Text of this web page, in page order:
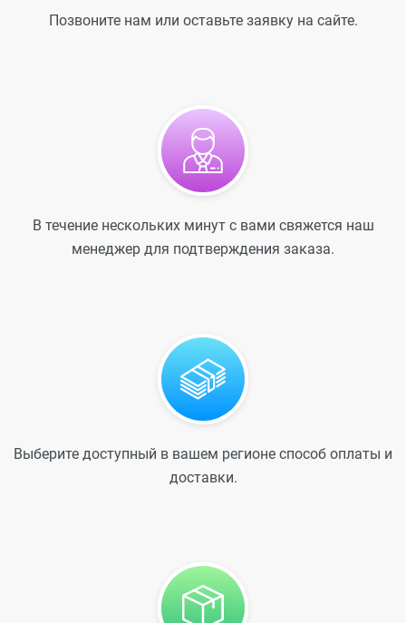
Позвоните нам или оставьте заявку на сайте.
В течение нескольких минут с вами свяжется наш
менеджер для подтверждения заказа.
Выберите доступный в вашем регионе способ оплаты и
доставки.